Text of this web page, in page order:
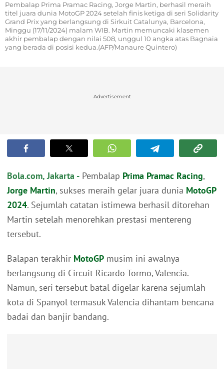
Pembalap Prima Pramac Racing, Jorge Martin, berhasil meraih
titel juara dunia MotoGP 2024 setelah finis ketiga di seri Solidarity
Grand Prix yang berlangsung di Sirkuit Catalunya, Barcelona,
Minggu (17/11/2024) malam WIB. Martin memuncaki klasemen
akhir pembalap dengan nilai 508, unggul 10 angka atas Bagnaia
yang berada di posisi kedua.(AFP/Manaure Quintero)
Advertisement
Bola.com, Jakarta - Pembalap Prima Pramac Racing,
Jorge Martin, sukses meraih gelar juara dunia MotoGP
2024. Sejumlah catatan istimewa berhasil ditorehan
Martin setelah menorehkan prestasi mentereng
tersebut.
Balapan terakhir MotoGP musim ini awalnya
berlangsung di Circuit Ricardo Tormo, Valencia.
Namun, seri tersebut batal digelar karena sejumlah
kota di Spanyol termasuk Valencia dihantam bencana
badai dan banjir bandang.